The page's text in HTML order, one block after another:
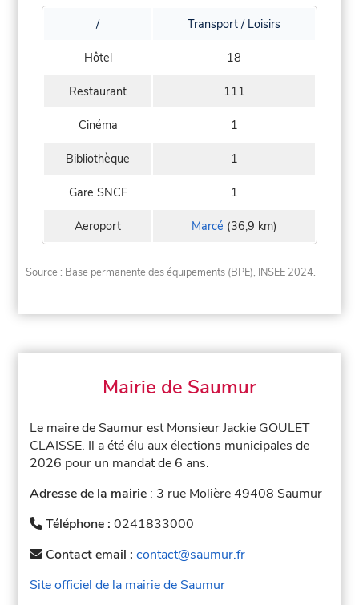
/ Transport / Loisirs
Hôtel 18
Restaurant 111
Cinéma 1
Bibliothèque 1
Gare SNCF 1
Aeroport Marcé (36,9 km)
Source : Base permanente des équipements (BPE), INSEE 2024.
Mairie de Saumur
Le maire de Saumur est Monsieur Jackie GOULET
CLAISSE. Il a été élu aux élections municipales de
2026 pour un mandat de 6 ans.
Adresse de la mairie : 3 rue Molière 49408 Saumur
Téléphone :0241833000
Contact email :contact@saumur.fr
Site officiel de la mairie de Saumur